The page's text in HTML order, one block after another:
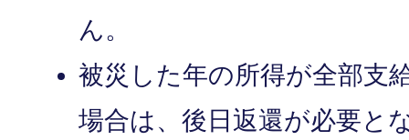
ん。
被災した年の所得が全部支
場合は、後日返還が必要と